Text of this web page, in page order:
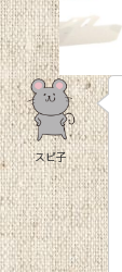
スピ子